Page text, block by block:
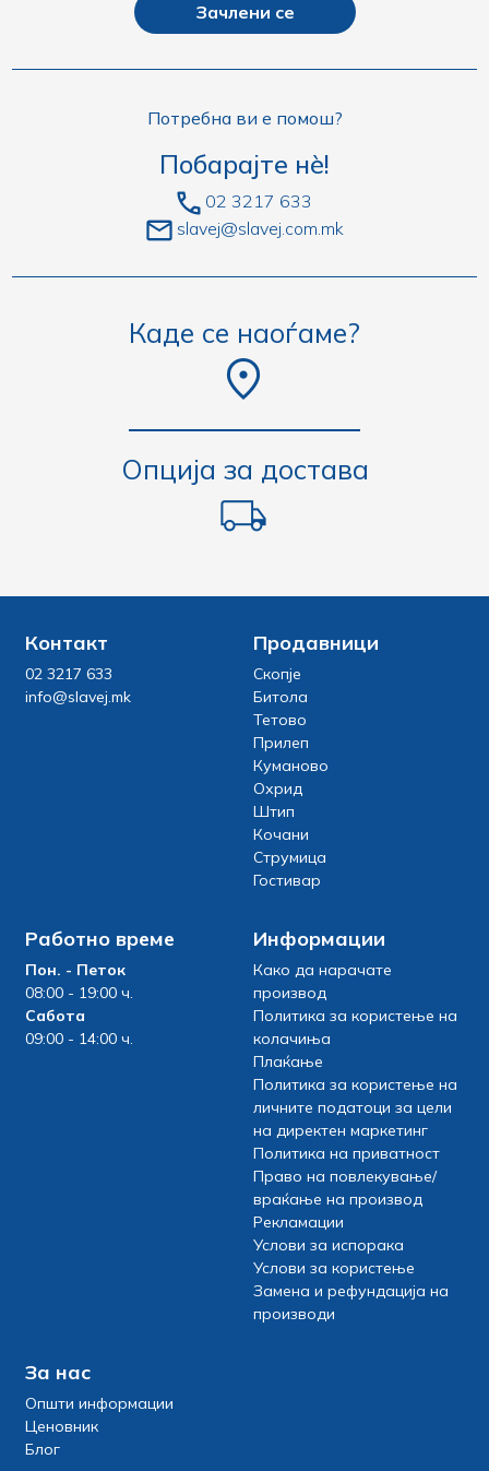
Зачлени се
Потребна ви е помош?
Побарајте нè!
02 3217 633
slavej@slavej.com.mk
Каде се наоѓаме?
Опција за достава
Контакт
02 3217 633
info@slavej.mk
Продавници
Скопје
Битола
Тетово
Прилеп
Куманово
Охрид
Штип
Кочани
Струмица
Гостивар
Работно време
Пон. - Петок
08:00 - 19:00 ч.
Сабота
09:00 - 14:00 ч.
Информации
Како да нарачате
производ
Политика за користење на
колачиња
Плаќање
Политика за користење на
личните податоци за цели
на директен маркетинг
Политика на приватност
Право на повлекување/
враќање на производ
Рекламации
Услови за испорака
Услови за користење
Замена и рефундација на
производи
За нас
Општи информации
Ценовник
Блог